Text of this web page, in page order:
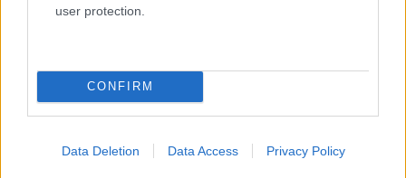
user protection.
CONFIRM
Data Deletion Data Access Privacy Policy
Il campeggio è pulito ma alcuni dettagli un po'
trascurati. Buona la posizione: si trova a circa 10
minuti dalla metropolitana e a circa 15 (sempre a
centro piscine e dallo zoo.